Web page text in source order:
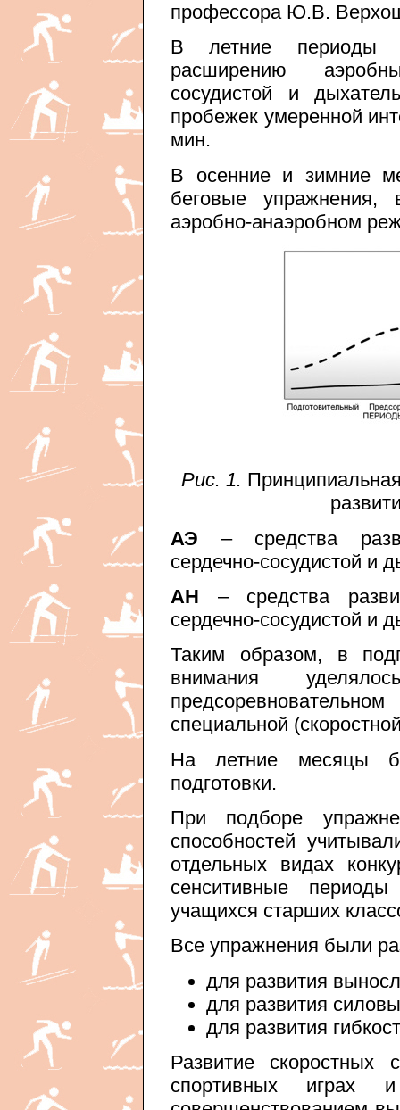
профессора Ю.В.
В летние периоды
расширению
сосудистой и
пробежек умеренной
мин.
В осенние и зимние
беговые
аэробно-анаэробном
Рис. 1.
АЭ – средства
сердечно-сосудистой и
АН – средства
сердечно-сосудистой и
Таким образом, в
внимания
специальной
На летние месяцы
подготовки.
При подборе
способностей
отдельных видах
сенситивные
учащихся старших
Все упражнения были
для развития
для развития
для развития
Развитие скоростных
спортивных